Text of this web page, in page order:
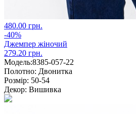
480.00 грн.
-40%
Джемпер жіночий
279.20 грн.
Модель:8385-057-22
Полотно: Двонитка
Розмір: 50-54
Декор: Вишивка